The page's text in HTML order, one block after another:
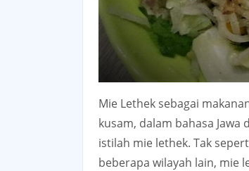
Mie Lethek sebagai
kusam, dalam bahasa Jawa
istilah mie lethek. Tak
beberapa wilayah lain, mie